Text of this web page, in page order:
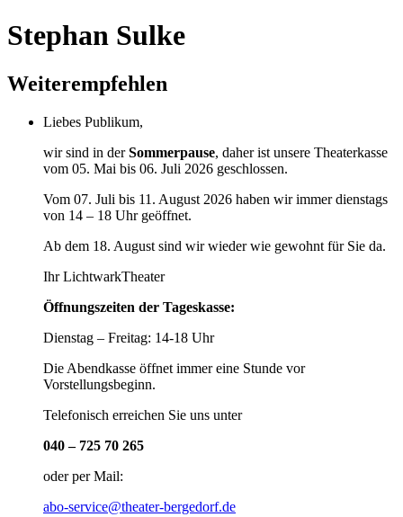
Stephan Sulke
Weiterempfehlen
Liebes Publikum,
wir sind in derSommerpause, daher ist unsere Theaterkasse
vom 05. Mai bis 06. Juli 2026 geschlossen.
Vom 07. Juli bis 11. August 2026 haben wir immer dienstags
von 14 – 18 Uhr geöffnet.
Ab dem 18. August sind wir wieder wie gewohnt für Sie da.
Ihr LichtwarkTheater
Öffnungszeiten der Tageskasse:
Dienstag – Freitag: 14-18 Uhr
Die Abendkasse öffnet immer eine Stunde vor
Vorstellungsbeginn.
Telefonisch erreichen Sie uns unter
040 – 725 70 265
oder per Mail:
abo-service@theater-bergedorf.de